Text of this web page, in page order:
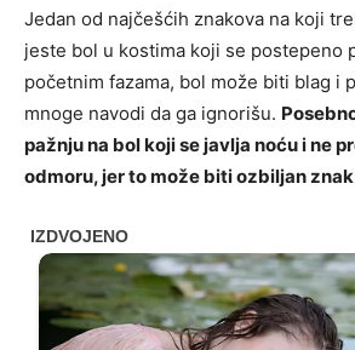
Jedan od najčešćih znakova na koji
jeste bol u kostima koji se postepeno
početnim fazama, bol može biti blag i
mnoge navodi da ga ignorišu.
pažnju na bol koji se javlja noću i ne
odmoru, jer to može biti ozbiljan